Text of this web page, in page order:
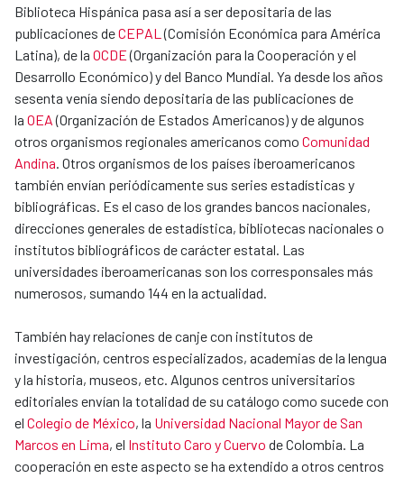
Biblioteca Hispánica pasa así a ser depositaria de las
publicaciones deCEPAL(Comisión Económica para América
Latina), de la OCDE(Organización para la Cooperación y el
Desarrollo Económico) y del Banco Mundial. Ya desde los años
sesenta venía siendo depositaria de las publicaciones de
la OEA(Organización de Estados Americanos) y de algunos
otros organismos regionales americanos como Comunidad
Andina. Otros organismos de los países iberoamericanos
también envían periódicamente sus series estadísticas y
bibliográficas. Es el caso de los grandes bancos nacionales,
direcciones generales de estadística, bibliotecas nacionales o
institutos bibliográficos de carácter estatal. Las
universidades iberoamericanas son los corresponsales más
numerosos, sumando 144 en la actualidad.
También hay relaciones de canje con institutos de
investigación, centros especializados, academias de la lengua
y la historia, museos, etc. Algunos centros universitarios
editoriales envían la totalidad de su catálogo como sucede con
el Colegio de México, la Universidad Nacional Mayor de San
Marcos en Lima, el Instituto Caro y Cuervo de Colombia. La
cooperación en este aspecto se ha extendido a otros centros